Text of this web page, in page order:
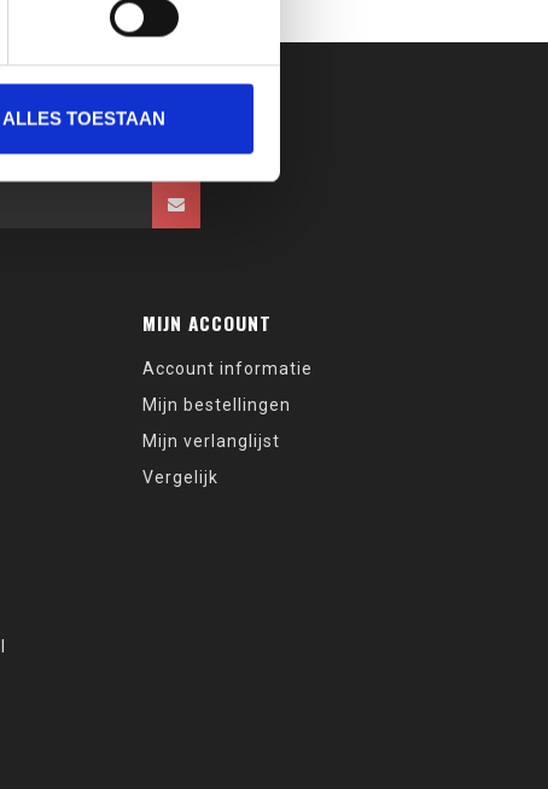
ALLES TOESTAAN
MIJN ACCOUNT
Account informatie
Mijn bestellingen
Mijn verlanglijst
Vergelijk